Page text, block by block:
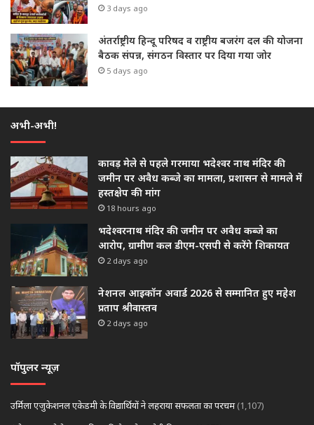
3 days ago
अंतर्राष्ट्रीय हिन्दू परिषद व राष्ट्रीय बजरंग दल की योजना
बैठक संपन्न, संगठन विस्तार पर दिया गया जोर
5 days ago
अभी-अभी!
कावड़ मेले से पहले गरमाया भदेश्वर नाथ मंदिर की
जमीन पर अवैध कब्जे का मामला, प्रशासन से मामले में
हस्तक्षेप की मांग
18 hours ago
भदेश्वरनाथ मंदिर की जमीन पर अवैध कब्जे का
आरोप, ग्रामीण कल डीएम-एसपी से करेंगे शिकायत
2 days ago
नेशनल आइकॉन अवार्ड 2026 से सम्मानित हुए महेश
प्रताप श्रीवास्तव
2 days ago
पॉपुलर न्यूज़
उर्मिला एजुकेशनल एकेडमी के विद्यार्थियों ने लहराया सफलता का परचम (1,107)